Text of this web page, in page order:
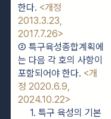
한다. <개정
2013.3.23,
2017.7.26>
② 특구육성종합계획에
는 다음 각 호의 사항이
포함되어야 한다. <개
정 2020.6.9,
2024.10.22>
1. 특구 육성의 기본